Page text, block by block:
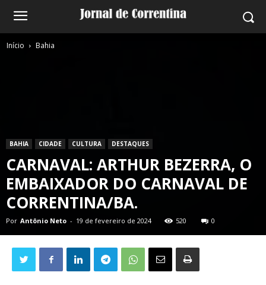
Início Bahia
BAHIA CIDADE CULTURA DESTAQUES
CARNAVAL: ARTHUR BEZERRA, O
EMBAIXADOR DO CARNAVAL DE
CORRENTINA/BA.
Por Antônio Neto - 19 de fevereiro de 2024 520 0